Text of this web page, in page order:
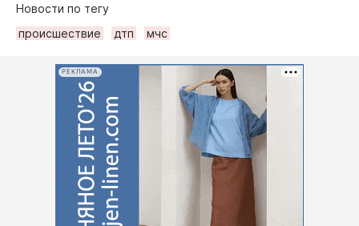
Новости по тегу
происшествие
дтп мчс
РЕКЛАМА